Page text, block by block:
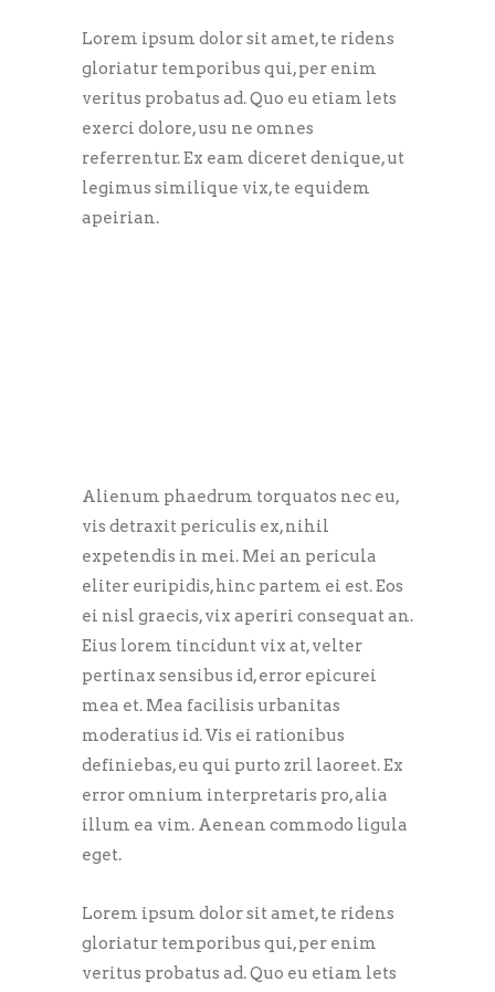
Lorem ipsum dolor sit amet, te ridens
gloriatur temporibus qui, per enim
veritus probatus ad. Quo eu etiam lets
exerci dolore, usu ne omnes
referrentur. Ex eam diceret denique, ut
legimus similique vix, te equidem
apeirian.
Alienum phaedrum torquatos nec eu,
vis detraxit periculis ex, nihil
expetendis in mei. Mei an pericula
eliter euripidis, hinc partem ei est. Eos
ei nisl graecis, vix aperiri consequat an.
Eius lorem tincidunt vix at, velter
pertinax sensibus id, error epicurei
mea et. Mea facilisis urbanitas
moderatius id. Vis ei rationibus
definiebas, eu qui purto zril laoreet. Ex
error omnium interpretaris pro, alia
illum ea vim. Aenean commodo ligula
eget.
Lorem ipsum dolor sit amet, te ridens
gloriatur temporibus qui, per enim
veritus probatus ad. Quo eu etiam lets